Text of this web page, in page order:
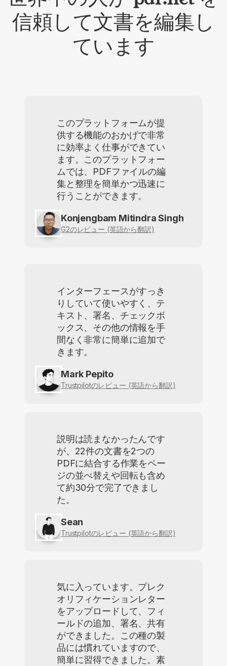
信頼して文書を編集し
ています
このプラットフォームが提
供する機能のおかげで非常
に効率よく仕事ができてい
ます。このプラットフォー
ムでは、PDFファイルの編
集と整理を簡単かつ迅速に
行うことができます。
Konjengbam Mitindra Singh
G2のレビュー (英語から翻訳)
インターフェースがすっき
りしていて使いやすく、テ
キスト、署名、チェックボ
ックス、その他の情報を手
間なく非常に簡単に追加で
きます。
Mark Pepito
Trustpilotのレビュー (英語から翻訳)
説明は読まなかったんです
が、22件の文書を2つの
PDFに結合する作業をペー
ジの並べ替えや回転も含め
て約30分で完了できまし
た。
Sean
Trustpilotのレビュー (英語から翻訳)
気に入っています。プレク
オリフィケーションレター
をアップロードして、フィ
ールドの追加、署名、共有
ができました。この種の製
品には慣れていますので、
簡単に習得できました。素